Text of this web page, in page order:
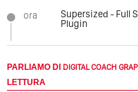
Quale Sarà Il Futuro
Perché Pubblicare Non
ora
Supersized - Full
Plugin
PARLIAMO DI DIGITAL COACH
LETTURA